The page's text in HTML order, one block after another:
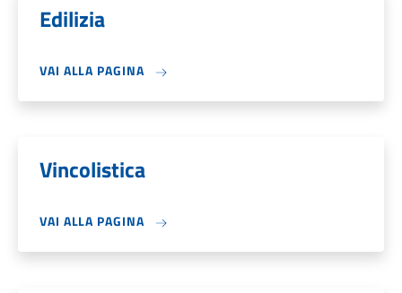
Edilizia
VAI ALLA PAGINA
Vincolistica
VAI ALLA PAGINA